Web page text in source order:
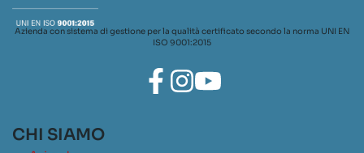
Azienda con sistema di gestione per la qualità certificato secondo la norma UNI EN
ISO 9001:2015
CHI SIAMO